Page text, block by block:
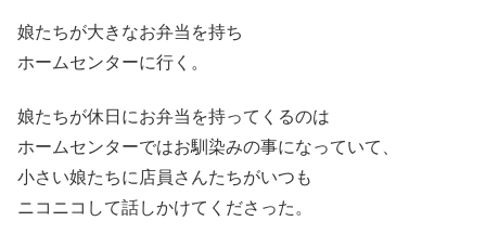
娘たちが大きなお弁当を持ち
ホームセンターに行く。
娘たちが休日にお弁当を持ってくるのは
ホームセンターではお馴染みの事になっていて、
小さい娘たちに店員さんたちがいつも
ニコニコして話しかけてくださった。